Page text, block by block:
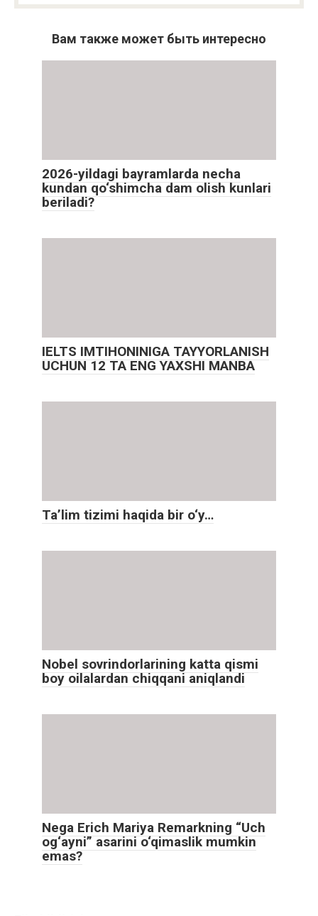
Вам также может быть интересно
2026-yildagi bayramlarda necha
kundan qo‘shimcha dam olish kunlari
beriladi?
IELTS IMTIHONINIGA TAYYORLANISH
UCHUN 12 TA ENG YAXSHI MANBA
Ta’lim tizimi haqida bir o‘y…
Nobel sovrindorlarining katta qismi
boy oilalardan chiqqani aniqlandi
Nega Erich Mariya Remarkning “Uch
og‘ayni” asarini o‘qimaslik mumkin
emas?